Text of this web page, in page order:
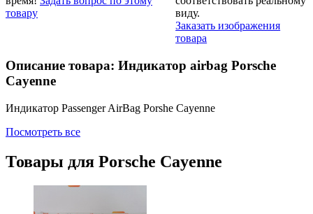
товару
виду.
Заказать изображения
товара
Описание товара: Индикатор airbag Porsche
Cayenne
Индикатор Passenger AirBag Porshe Cayenne
Посмотреть все
Товары для Porsche Cayenne